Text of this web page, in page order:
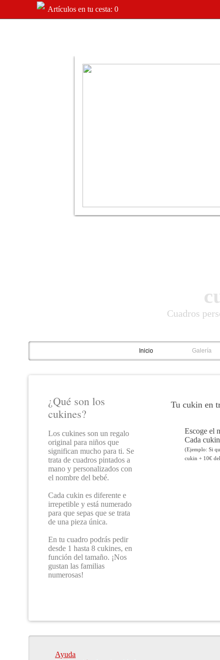
Artículos en tu cesta: 0
Cuadros
Inicio Galería
¿Qué son los
cukines?
Los cukines son un regalo
original para niños que
significan mucho para ti. Se
trata de cuadros pintados a
mano y personalizados con
el nombre del bebé.
Cada cukin es diferente e
irrepetible y está numerado
para que sepas que se trata
de una pieza única.
En tu cuadro podrás pedir
desde 1 hasta 8 cukines, en
función del tamaño. ¡Nos
gustan las familias
numerosas!
Escoge el
Cada
(Ejemplo: Si
cukin + 10€
Tu cukin en
Ayuda